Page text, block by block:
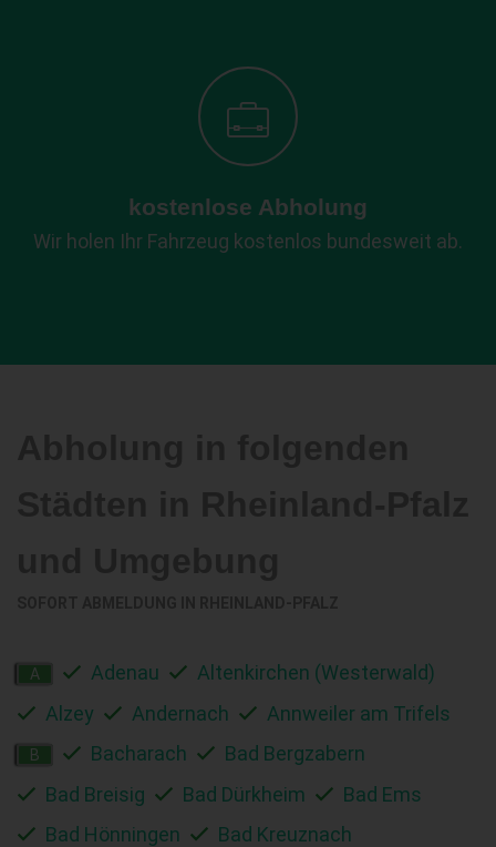
kostenlose Abholung
Wir holen Ihr Fahrzeug kostenlos bundesweit ab.
A Adenau
Altenkirchen (Westerwald)
Alzey
Andernach Annweiler am Trifels
B Bacharach
Bad Bergzabern
Bad Breisig
Bad Dürkheim
Bad Ems
Bad Hönningen
Bad Kreuznach